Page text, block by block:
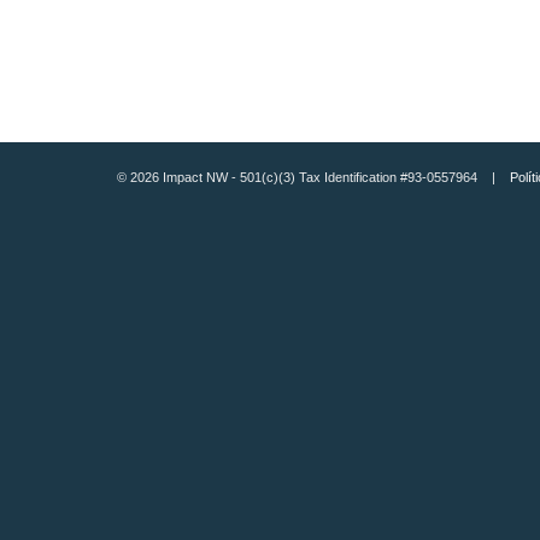
© 2026 Impact NW - 501(c)(3) Tax Identification #93-0557964 |